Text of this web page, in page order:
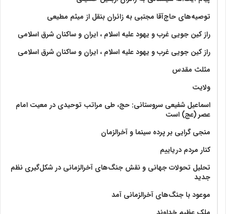
توصیه‌های حاج‌آقا مجتبی به زائران بنقل از میثم مطیعی
راز کین جویی غرب و یهود علیه اسلام ، ایران و ساکنان شرق اسلامی
راز کین جویی غرب و یهود علیه اسلام ، ایران و ساکنان شرق اسلامی
مثلث مقدس
ولايت‏
اسماعیل شفیعی سروستانی: حج، طی مراتب توحیدی در معیت امام
عصر (عج) است
منجی گرایی بر پرده سینما و آخرالزمان
کنار مردم دریاییم
تحلیل تحولات جهانی و نقش جنگ‌های آخرالزمانی در شکل‌گیری نظم
جدید
موعود با جنگ‌های آخرالزمانی آمد